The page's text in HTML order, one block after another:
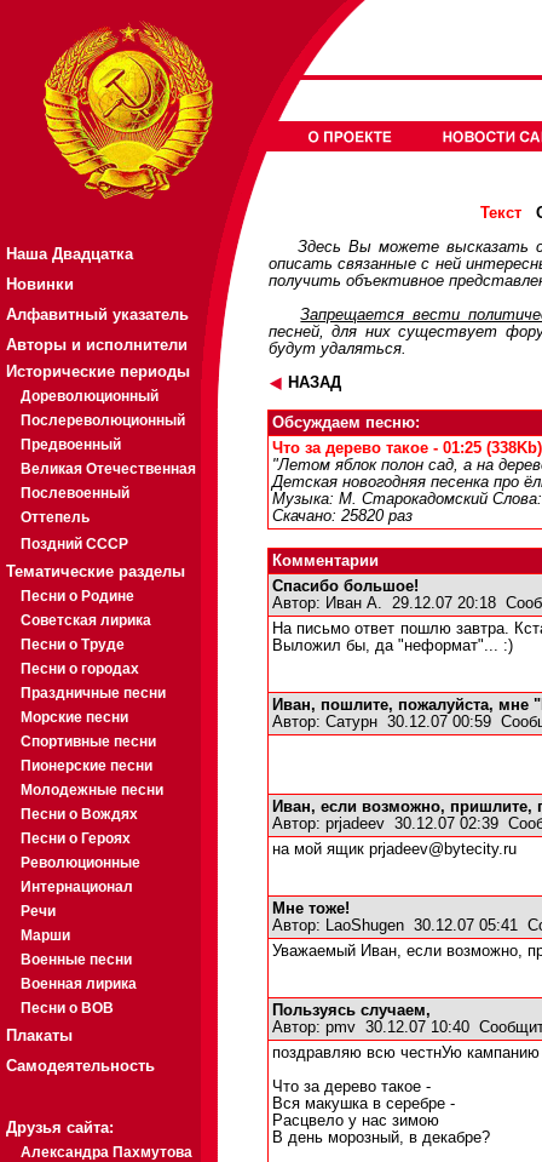
Наша Двадцатка
Новинки
Алфавитный указатель
Авторы и исполнители
Исторические периоды
Дореволюционный
Послереволюционный
Предвоенный
Великая Отечественная
Послевоенный
Оттепель
Поздний СССР
Тематические разделы
Песни о Родине
Советская лирика
Песни о Труде
Песни о городах
Праздничные песни
Морские песни
Спортивные песни
Пионерские песни
Молодежные песни
Песни о Вождях
Песни о Героях
Революционные
Интернационал
Речи
Марши
Военные песни
Военная лирика
Песни о ВОВ
Плакаты
Самодеятельность
Друзья сайта:
Александра Пахмутова
Текст
Здесь Вы можете высказать
описать связанные с ней
получить объективное
Запрещается вести
песней, для них существует
будут удаляться.
НАЗАД
Обсуждаем песню:
Что за дерево такое - 01:25 (338Kb)
"Летом яблок полон сад, а на
Детская новогодняя песенка про
Музыка: М. Старокадомский
Скачано: 25820 раз
Комментарии
Спасибо большое!
Автор: Иван А. 29.12.07 20:18
На письмо ответ пошлю завтра.
Выложил бы, да "неформат"... :)
Иван, пошлите, пожалуйста, мне
Автор: Сатурн 30.12.07 00:59
Иван, если возможно, пришлите,
Автор: prjadeev 30.12.07 02:39
на мой ящик prjadeev@bytecity.ru
Мне тоже!
Автор: LaoShugen 30.12.07 05:41
Уважаемый Иван, если возможно,
Пользуясь случаем,
Автор: pmv 30.12.07 10:40
поздравляю всю честнУю
Что за дерево такое -
Вся макушка в серебре -
Расцвело у нас зимою
В день морозный, в декабре?